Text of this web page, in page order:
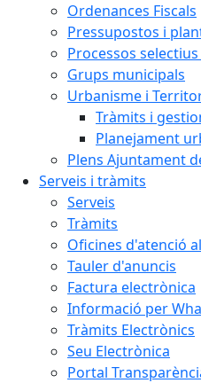
Ordenances Fiscals
Pressupostos i
Processos
Grups municipals
Urbanisme i
Tràmits i
Planejament
Plens Ajuntament
Serveis i tràmits
Serveis
Tràmits
Oficines d'atenció
Tauler d'anuncis
Factura electrònica
Informació per
Tràmits Electrònics
Seu Electrònica
Portal